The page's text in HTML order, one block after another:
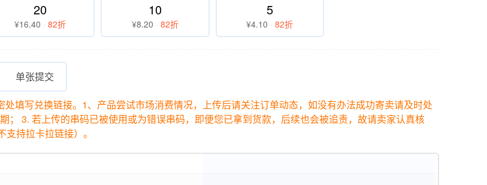
20
¥16.40 · 82折
10
¥8.20 · 82折
5
¥4.10 · 82折
单张提交
填写兑换链接。1、产品尝试市场消费情况，上传后请关注订单动态，如没有办法成功寄卖请及时处
； 3. 若上传的串码已被使用或为错误串码，即便您已拿到货款，后续也会被追责，故请卖家认真核
持拉卡拉链接）。